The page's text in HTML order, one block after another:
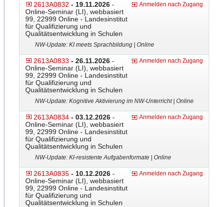
2613A0832 - 19.11.2026 -
Online-Seminar (LI), webbasiert
99, 22999 Online - Landesinstitut
für Qualifizierung und
Qualitätsentwicklung in Schulen
Anmelden nach Zugang
NW-Update: KI meets Sprachbildung | Online
2613A0833 - 26.11.2026 -
Online-Seminar (LI), webbasiert
99, 22999 Online - Landesinstitut
für Qualifizierung und
Qualitätsentwicklung in Schulen
Anmelden nach Zugang
NW-Update: Kognitive Aktivierung im NW-Unterricht | Online
2613A0834 - 03.12.2026 -
Online-Seminar (LI), webbasiert
99, 22999 Online - Landesinstitut
für Qualifizierung und
Qualitätsentwicklung in Schulen
Anmelden nach Zugang
NW-Update: KI-resistente Aufgabenformate | Online
2613A0835 - 10.12.2026 -
Online-Seminar (LI), webbasiert
99, 22999 Online - Landesinstitut
für Qualifizierung und
Qualitätsentwicklung in Schulen
Anmelden nach Zugang